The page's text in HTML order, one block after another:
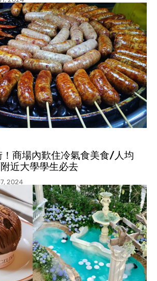
商場內歎住冷氣食美食/人均
近大學學生必去
2024